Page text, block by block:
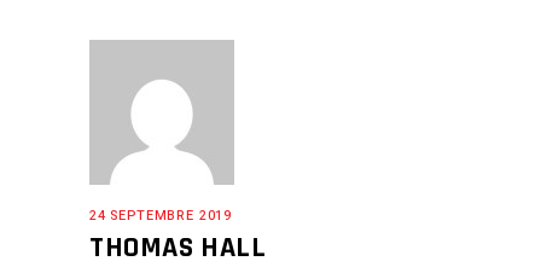
24 SEPTEMBRE 2019
THOMAS HALL